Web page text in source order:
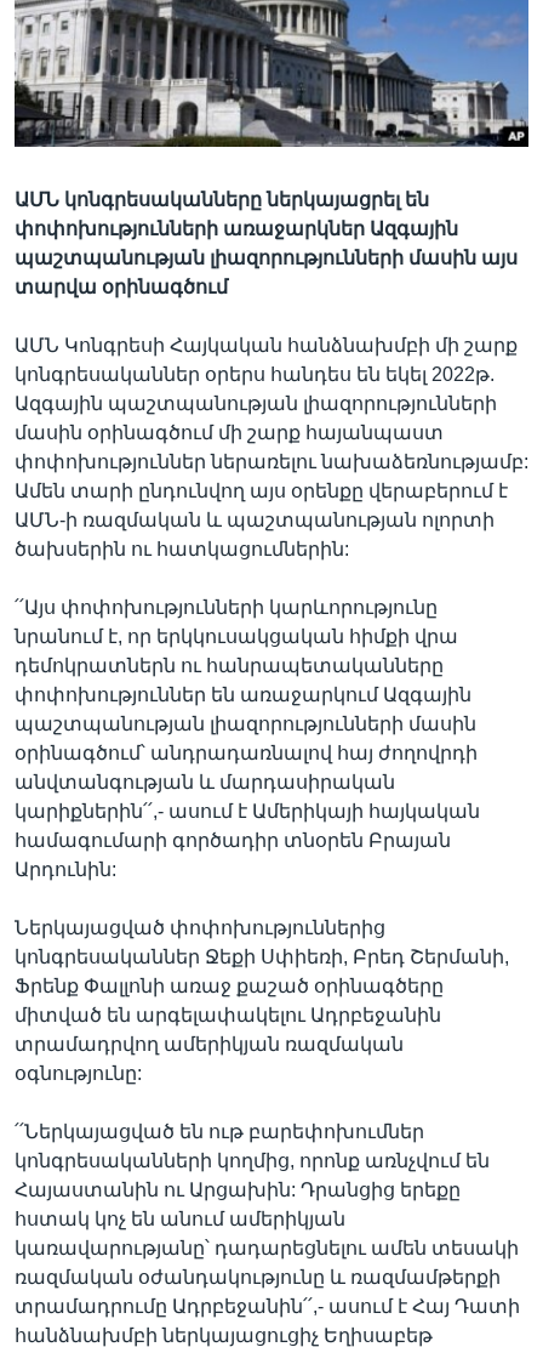
Լեզուներ
ԱՄՆ կոնգրեսականները ներկայացրել են
փոփոխությունների առաջարկներ Ազգային
պաշտպանության լիազորությունների մասին այս
տարվա օրինագծում
ԱՄՆ Կոնգրեսի Հայկական հանձնախմբի մի շարք
կոնգրեսականներ օրերս հանդես են եկել 2022թ.
Ազգային պաշտպանության լիազորությունների
մասին օրինագծում մի շարք հայանպաստ
փոփոխություններ ներառելու նախաձեռնությամբ:
Ամեն տարի ընդունվող այս օրենքը վերաբերում է
ԱՄՆ-ի ռազմական և պաշտպանության ոլորտի
ծախսերին ու հատկացումներին:
՛՛Այս փոփոխությունների կարևորությունը
նրանում է, որ երկկուսակցական հիմքի վրա
դեմոկրատներն ու հանրապետականները
փոփոխություններ են առաջարկում Ազգային
պաշտպանության լիազորությունների մասին
օրինագծում՝ անդրադառնալով հայ ժողովրդի
անվտանգության և մարդասիրական
կարիքներին՛՛,- ասում է Ամերիկայի հայկական
համագումարի գործադիր տնօրեն Բրայան
Արդունին:
Ներկայացված փոփոխություններից
կոնգրեսականներ Ջեքի Սփիեռի, Բրեդ Շերմանի,
Ֆրենք Փալլոնի առաջ քաշած օրինագծերը
միտված են արգելափակելու Ադրբեջանին
տրամադրվող ամերիկյան ռազմական
օգնությունը:
՛՛Ներկայացված են ութ բարեփոխումներ
կոնգրեսականների կողմից, որոնք առնչվում են
Հայաստանին ու Արցախին: Դրանցից երեքը
հստակ կոչ են անում ամերիկյան
կառավարությանը՝ դադարեցնելու ամեն տեսակի
ռազմական օժանդակությունը և ռազմամթերքի
տրամադրումը Ադրբեջանին՛՛,- ասում է Հայ Դատի
հանձնախմբի ներկայացուցիչ Եղիսաբեթ